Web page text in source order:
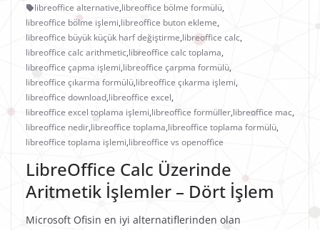
libreoffice alternative,libreoffice bölme formülü,
libreoffice bölme işlemi,libreoffice buton ekleme,
libreoffice büyük küçük harf değiştirme,libreoffice calc,
libreoffice calc arithmetic,libreoffice calc toplama,
libreoffice çapma işlemi,libreoffice çarpma formülü,
libreoffice çıkarma formülü,libreoffice çıkarma işlemi,
libreoffice download,libreoffice excel,
libreoffice excel toplama işlemi,libreoffice formüller,libreoffice mac,
libreoffice nedir,libreoffice toplama,libreoffice toplama formülü,
libreoffice toplama işlemi,libreoffice vs openoffice
LibreOffice Calc Üzerinde
Aritmetik İşlemler – Dört İşlem
Microsoft Ofisin en iyi alternatiflerinden olan